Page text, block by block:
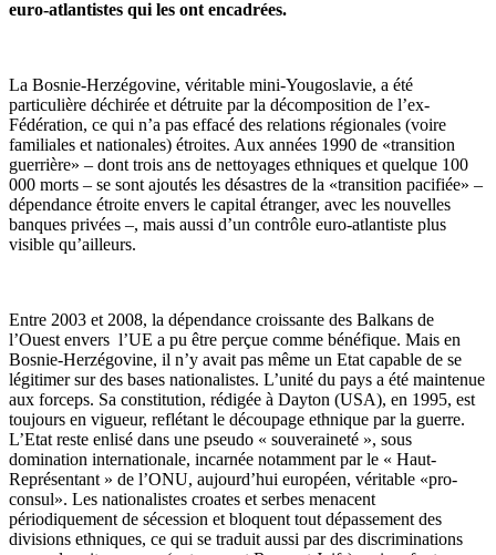
euro-atlantistes qui les ont encadrées.
La Bosnie-Herzégovine, véritable mini-Yougoslavie, a été
particulière déchirée et détruite par la décomposition de l’ex-
Fédération, ce qui n’a pas effacé des relations régionales (voire
familiales et nationales) étroites. Aux années 1990 de «transition
guerrière» – dont trois ans de nettoyages ethniques et quelque 100
000 morts – se sont ajoutés les désastres de la «transition pacifiée» –
dépendance étroite envers le capital étranger, avec les nouvelles
banques privées –, mais aussi d’un contrôle euro-atlantiste plus
visible qu’ailleurs.
Entre 2003 et 2008, la dépendance croissante des Balkans de
l’Ouest envers l’UE a pu être perçue comme bénéfique. Mais en
Bosnie-Herzégovine, il n’y avait pas même un Etat capable de se
légitimer sur des bases nationalistes. L’unité du pays a été maintenue
aux forceps. Sa constitution, rédigée à Dayton (USA), en 1995, est
toujours en vigueur, reflétant le découpage ethnique par la guerre.
L’Etat reste enlisé dans une pseudo « souveraineté », sous
domination internationale, incarnée notamment par le « Haut-
Représentant » de l’ONU, aujourd’hui européen, véritable «pro-
consul». Les nationalistes croates et serbes menacent
périodiquement de sécession et bloquent tout dépassement des
divisions ethniques, ce qui se traduit aussi par des discriminations